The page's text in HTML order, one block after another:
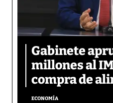
Gabinete
millones al
compra de
ECONOMÍA